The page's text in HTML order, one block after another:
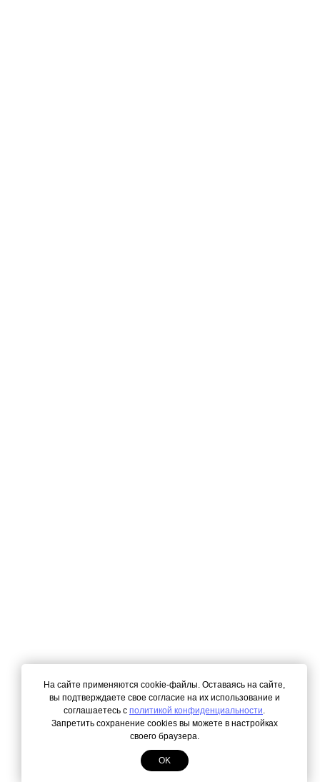
На сайте применяются cookie-файлы. Оставаясь на сайте,
вы подтверждаете свое согласие на их использование и
соглашаетесь с политикой конфиденциальности.
Запретить сохранение cookies вы можете в настройках
своего браузера.
OK